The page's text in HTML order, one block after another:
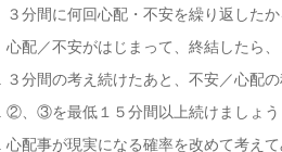
３分間に何回心配・不安を繰り返した
心配／不安がはじまって、終結したら
３分間の考え続けたあと、不安／心配
②、③を最低１５分間以上続けましょう
心配事が現実になる確率を改めて考えて